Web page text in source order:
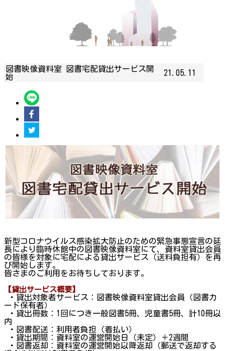
図書映像資料室 図書宅配貸出サービス開
始
21.05.11
新型コロナウイルス感染拡大防止のための緊急事態宣言の延
長により臨時休館中の図書映像資料室にて、資料室貸出会員
の皆様を対象に宅配による貸出サービス（送料負担有）を再
び開始します。
皆さまのご利用をお待ちしております。
【貸出サービス概要】
・貸出対象者サービス：図書映像資料室貸出会員（図書カ
ード保有者）
・貸出冊数：1回につき一般図書5冊、児童書5冊、計10冊以
内
・図書配送：利用者負担（着払い）
・貸出期間：資料室の運営開始日（未定）＋2週間
・図書返却：資料室の運営開始以降返却（郵送で返却する